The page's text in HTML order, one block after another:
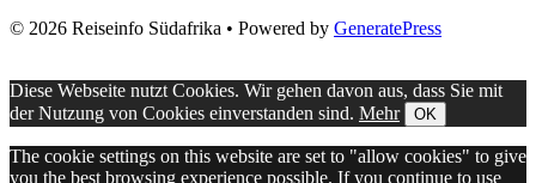
© 2026 Reiseinfo Südafrika • Powered by GeneratePress
Diese Webseite nutzt Cookies. Wir gehen davon aus, dass Sie mit
der Nutzung von Cookies einverstanden sind. Mehr OK
The cookie settings on this website are set to "allow cookies" to give
you the best browsing experience possible. If you continue to use